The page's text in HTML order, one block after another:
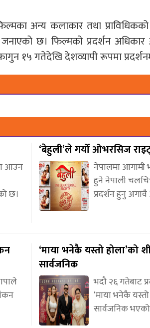
अन्य कलाकार तथा
जनाएको छ। फिल्मको प्रदर्शन
१५ गतेदेखि देशव्यापी रूपमा
आउन
छ।
‘बेहुली’ले गर्यो ओभरसिज
नेपालमा आगामी
हुने नेपाली
प्रदर्शन हुनु अगावै
‘माया भनेकै यस्तो होला’को
सार्वजनिक
भदौ २६ गतेबाट
‘माया भनेकै यस्तो
सार्वजनिक